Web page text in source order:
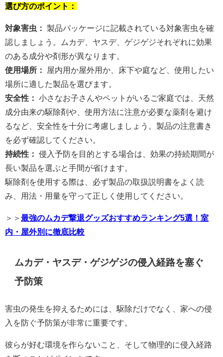
選び方のポイント：
対象害虫：
製品パッケージに記載されている対象害虫を確
認しましょう。ムカデ、ヤスデ、ゲジゲジそれぞれに効果
のある成分や剤形が異なります。
使用場所：
屋内用か屋外用か、床下や庭など、使用したい
場所に適した製品を選びます。
安全性：
小さなお子さんやペットがいるご家庭では、天然
成分由来の駆除剤や、使用方法に注意が必要な薬剤を避け
るなど、安全性を十分に考慮しましょう。製品の注意書き
を必ず確認してください。
持続性：
侵入予防を目的とする場合は、効果の持続期間が
長い製品を選ぶと手間が省けます。
駆除剤を使用する際は、必ず製品の取扱説明書をよく読
み、用法・用量を守って正しく使用してください。
＞＞ 最強のムカデ撃退グッズおすすめランキング5選！室
内・屋外別に徹底比較
ムカデ・ヤスデ・ゲジゲジの侵入経路を塞ぐ
予防策
害虫の発生を抑えるためには、駆除だけでなく、家への侵
入を防ぐ予防策が非常に重要です。
彼らが好む環境を作らないこと、そして物理的に侵入経路